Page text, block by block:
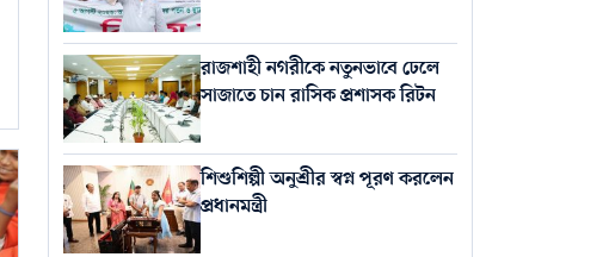
রাজশাহী নগরীকে নতুনভাবে ঢেলে
সাজাতে চান রাসিক প্রশাসক রিটন
শিশুশিল্পী অনুশ্রীর স্বপ্ন পূরণ করলেন
প্রধানমন্ত্রী